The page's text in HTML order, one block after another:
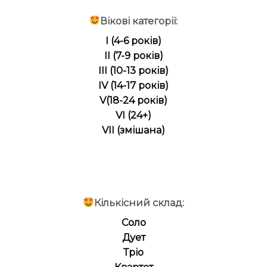
Вікові категорії:
I (4-6 років)
II (7-9 років)
III (10-13 років)
IV (14-17 років)
V(18-24 років)
VI (24+)
VII (змішана)
Кількісний склад:
Соло
Дует
Тріо